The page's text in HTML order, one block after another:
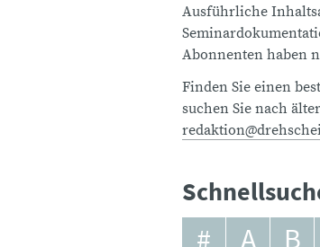
Ausführliche
Abonnenten haben
Finden Sie einen
suchen Sie nach
# A B